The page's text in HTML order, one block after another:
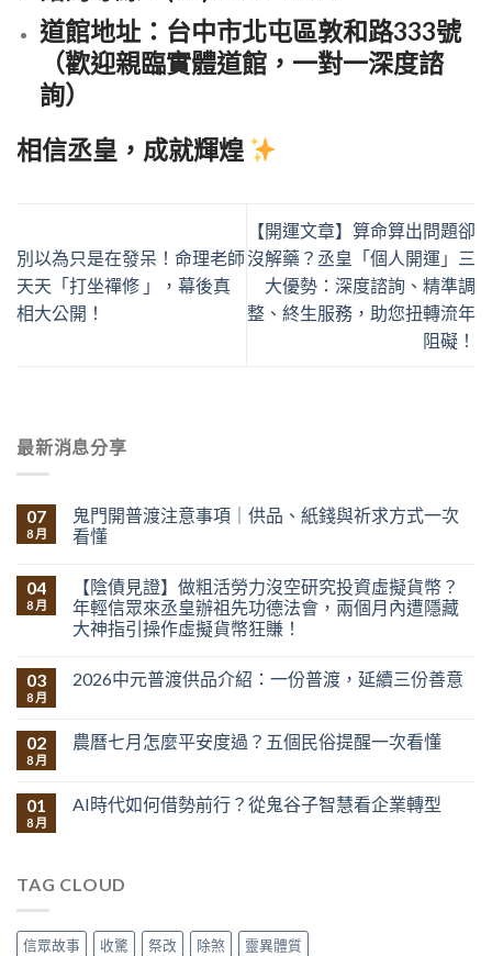
道館地址：台中市北屯區敦和路333號
（歡迎親臨實體道館，一對一深度諮
詢）
相信丞皇，成就輝煌
別以為只是在發呆！命理老師
天天「打坐禪修 」，幕後真
相大公開！
【開運文章】算命算出問題卻
沒解藥？丞皇「個人開運」三
大優勢：深度諮詢、精準調
整、終生服務，助您扭轉流年
阻礙！
最新消息分享
07
8 月
鬼門開普渡注意事項｜供品、紙錢與祈求方式一次
看懂
04
8 月
【陰債見證】做粗活勞力沒空研究投資虛擬貨幣？
年輕信眾來丞皇辦祖先功德法會，兩個月內遭隱藏
大神指引操作虛擬貨幣狂賺！
03
8 月
2026中元普渡供品介紹：一份普渡，延續三份善意
02
8 月
農曆七月怎麼平安度過？五個民俗提醒一次看懂
01
8 月
AI時代如何借勢前行？從鬼谷子智慧看企業轉型
TAG CLOUD
信眾故事 收驚 祭改 除煞 靈異體質